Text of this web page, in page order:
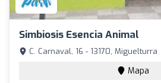
Simbiosis Esencia Animal
C. Carnaval, 16 - 13170, Miguelturra
Mapa